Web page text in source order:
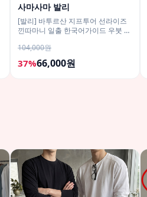
사마사마 발리
[발리] 바투르산 지프투어 선라이즈
낀따마니 일출 한국어가이드 우붓 짱
104,000원
37%66,000원